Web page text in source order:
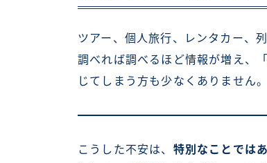
ツアー、個人旅行、レンタカー、
調べれば調べるほど情報が増え、
じてしまう方も少なくありません。
こうした不安は、 特別なことでは